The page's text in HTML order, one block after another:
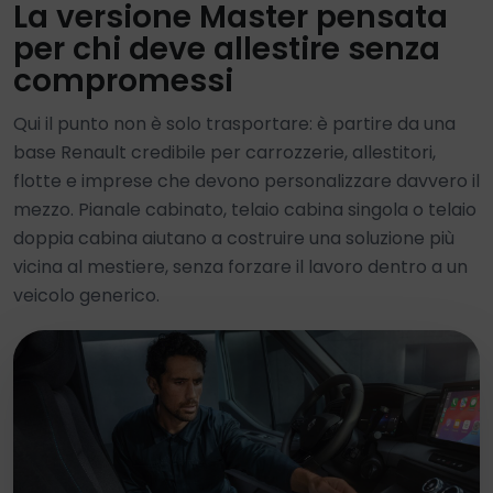
La versione Master pensata
per chi deve allestire senza
compromessi
Qui il punto non è solo trasportare: è partire da una
base Renault credibile per carrozzerie, allestitori,
flotte e imprese che devono personalizzare davvero il
mezzo. Pianale cabinato, telaio cabina singola o telaio
doppia cabina aiutano a costruire una soluzione più
vicina al mestiere, senza forzare il lavoro dentro a un
veicolo generico.